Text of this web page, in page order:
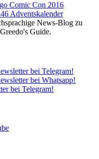
Comic Con 2016
Adventskalender
News-Blog zu
Guide.
bei Telegram!
bei Whatsapp!
bei Telegram!